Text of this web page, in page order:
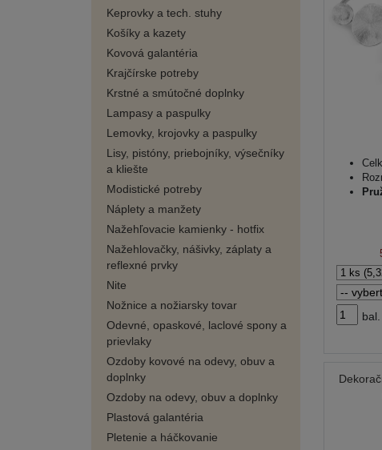
Keprovky a tech. stuhy
Košíky a kazety
Kovová galantéria
Krajčírske potreby
Krstné a smútočné doplnky
Lampasy a paspulky
Lemovky, krojovky a paspulky
Lisy, pistóny, priebojníky, výsečníky
a kliešte
Modistické potreby
Náplety a manžety
Nažehľovacie kamienky - hotfix
Nažehlovačky, nášivky, záplaty a
reflexné prvky
Nite
Nožnice a nožiarsky tovar
Odevné, opaskové, laclové spony a
prievlaky
Ozdoby kovové na odevy, obuv a
doplnky
Ozdoby na odevy, obuv a doplnky
Plastová galantéria
Pletenie a háčkovanie
bal.